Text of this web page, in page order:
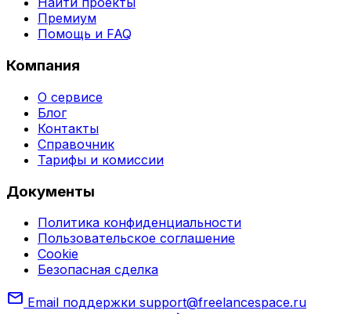
Премиум
Помощь и FAQ
Компания
О сервисе
Блог
Контакты
Справочник
Тарифы и комиссии
Документы
Политика конфиденциальности
Пользовательское соглашение
Cookie
Безопасная сделка
mail Email поддержки support@freelancespace.ru